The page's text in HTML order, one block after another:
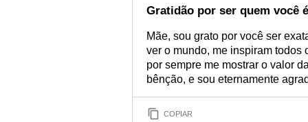
recompensas: a
Gratidão por ser quem você é
Mãe, sou grato por você ser
ver o mundo, me inspiram todos
por sempre me mostrar o valor
bênção, e sou eternamente
COPIAR